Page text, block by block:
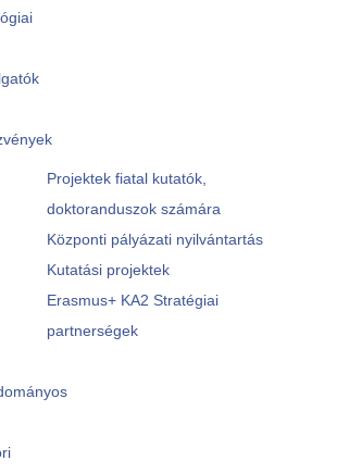
Projektek fiatal kutatók,
doktoranduszok számára
Központi pályázati nyilvántartás
Kutatási projektek
Erasmus+ KA2 Stratégiai
partnerségek